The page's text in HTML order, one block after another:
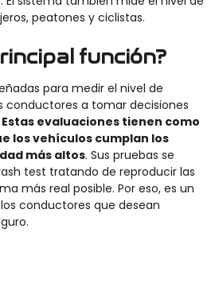
peatones y ciclistas.
función?
para medir el nivel de
conductores a tomar decisiones
Estas evaluaciones tienen como
los vehículos cumplan los
más altos. Sus pruebas se
test tratando de reproducir las
más real posible. Por eso, es un
conductores que desean